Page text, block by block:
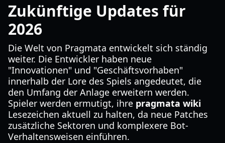
Zukünftige Updates für
2026
Die Welt von Pragmata entwickelt sich ständig
weiter. Die Entwickler haben neue
"Innovationen" und "Geschäftsvorhaben"
innerhalb der Lore des Spiels angedeutet, die
den Umfang der Anlage erweitern werden.
Spieler werden ermutigt, ihre pragmata wiki
Lesezeichen aktuell zu halten, da neue Patches
zusätzliche Sektoren und komplexere Bot-
Verhaltensweisen einführen.